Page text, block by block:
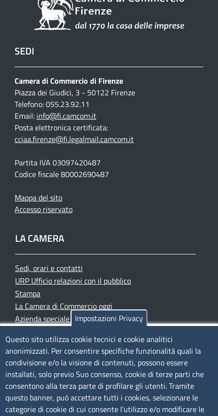
SEDI
Camera di Commercio di Firenze
Piazza dei Giudici, 3 - 50122 Firenze
Telefono: 055.23.92.11
Email: info@fi.camcom.it
Posta elettronica certificata:
cciaa.firenze@fi.legalmail.camcom.it
Partita IVA 03097420487
Codice fiscale 80002690487
Mappa del sito
Accesso riservato
LA CAMERA
Sedi, orari e contatti
URP Ufficio relazioni con il pubblico
Stampa
La Camera di Commercio oggi
Azienda speciale PromoFirenze
TRASPARENZA
Albo Online
Amministrazione trasparente
Bandi e concorsi
Impostazioni Privacy
Questo sito utilizza cookie tecnici e cookie analitici
anonimizzati. Per consentire specifiche funzionalità quali la
condivisione e/o la visione di contenuti, possono essere
installati, solo previo Suo consenso, cookie di terze parti che
consentono alla terza parte di profilare gli utenti. Tramite
questo banner, può accettare tutti i cookies, selezionare le
categorie di cookie di cui consente l’utilizzo e/o modificare le